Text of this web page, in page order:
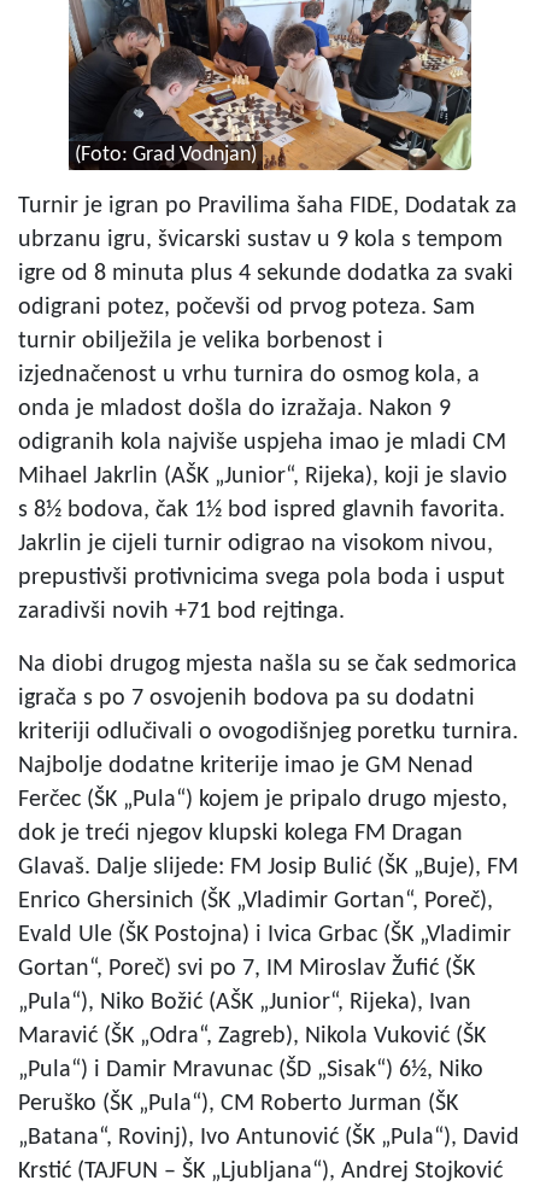
(Foto: Grad Vodnjan)
Turnir je igran po Pravilima šaha FIDE, Dodatak za
ubrzanu igru, švicarski sustav u 9 kola s tempom
igre od 8 minuta plus 4 sekunde dodatka za svaki
odigrani potez, počevši od prvog poteza. Sam
turnir obilježila je velika borbenost i
izjednačenost u vrhu turnira do osmog kola, a
onda je mladost došla do izražaja. Nakon 9
odigranih kola najviše uspjeha imao je mladi CM
Mihael Jakrlin (AŠK „Junior“, Rijeka), koji je slavio
s 8½ bodova, čak 1½ bod ispred glavnih favorita.
Jakrlin je cijeli turnir odigrao na visokom nivou,
prepustivši protivnicima svega pola boda i usput
zaradivši novih +71 bod rejtinga.
Na diobi drugog mjesta našla su se čak sedmorica
igrača s po 7 osvojenih bodova pa su dodatni
kriteriji odlučivali o ovogodišnjeg poretku turnira.
Najbolje dodatne kriterije imao je GM Nenad
Ferčec (ŠK „Pula“) kojem je pripalo drugo mjesto,
dok je treći njegov klupski kolega FM Dragan
Glavaš. Dalje slijede: FM Josip Bulić (ŠK „Buje), FM
Enrico Ghersinich (ŠK „Vladimir Gortan“, Poreč),
Evald Ule (ŠK Postojna) i Ivica Grbac (ŠK „Vladimir
Gortan“, Poreč) svi po 7, IM Miroslav Žufić (ŠK
„Pula“), Niko Božić (AŠK „Junior“, Rijeka), Ivan
Maravić (ŠK „Odra“, Zagreb), Nikola Vuković (ŠK
„Pula“) i Damir Mravunac (ŠD „Sisak“) 6½, Niko
Peruško (ŠK „Pula“), CM Roberto Jurman (ŠK
„Batana“, Rovinj), Ivo Antunović (ŠK „Pula“), David
Krstić (TAJFUN – ŠK „Ljubljana“), Andrej Stojković